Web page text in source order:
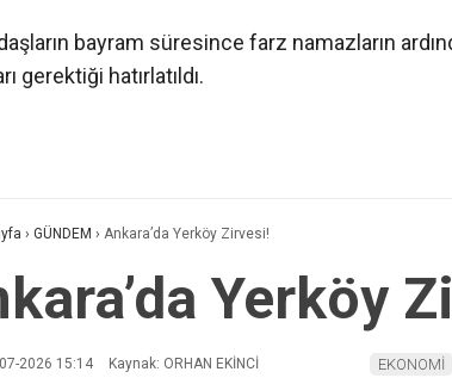
bayram süresince farz namazların
gerektiği hatırlatıldı.
› GÜNDEM › Ankara’da Yerköy Zirvesi!
Yerköy
2026 15:14 Kaynak: ORHAN EKİNCİ EKONOMİ